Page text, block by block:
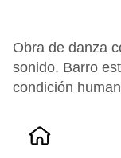
Obra de danza
sonido. Barro
condición